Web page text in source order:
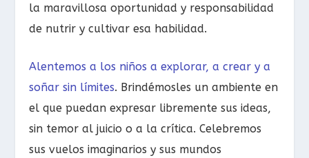
la maravillosa oportunidad y responsabilidad
de nutrir y cultivar esa habilidad.
Alentemos a los niños a explorar, a crear y a
soñar sin límites. Brindémosles un ambiente en
el que puedan expresar libremente sus ideas,
sin temor al juicio o a la crítica. Celebremos
sus vuelos imaginarios y sus mundos